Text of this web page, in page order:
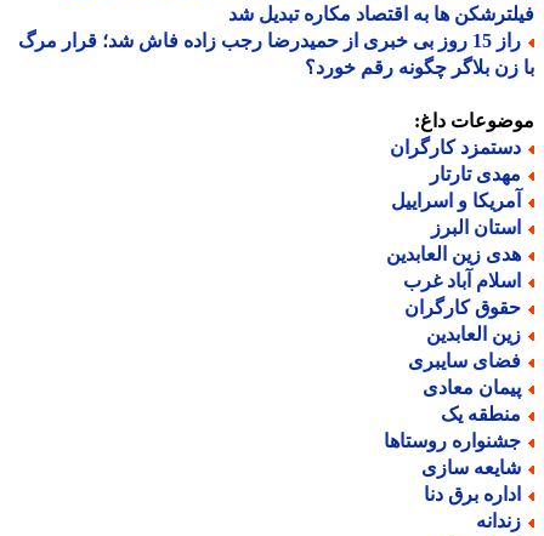
ها به اقتصاد مکاره تبدیل شد
راز 15 روز بی خبری از حمیدرضا رجب زاده فاش شد؛ قرار مرگ
زن بلاگر چگونه رقم خورد؟
داغ:
کارگران
تارتار
و اسراییل
البرز
زین العابدین
آباد غرب
کارگران
العابدین
سایبری
معادی
یک
روستاها
سازی
برق دنا